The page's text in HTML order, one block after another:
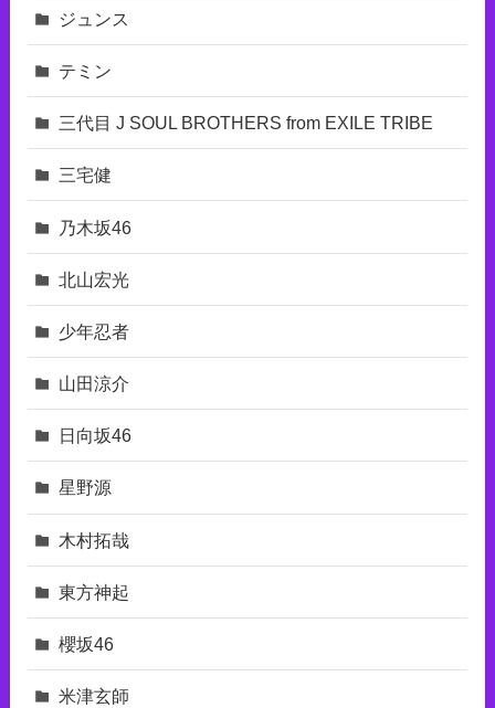
ジュンス
テミン
三代目 J SOUL BROTHERS from EXILE TRIBE
三宅健
乃木坂46
北山宏光
少年忍者
山田涼介
日向坂46
星野源
木村拓哉
東⽅神起
櫻坂46
米津玄師